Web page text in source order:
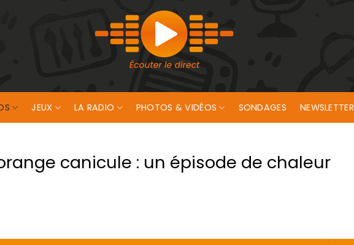
JEUX LA RADIO PHOTOS & VIDÉOS SONDAGES NEWSLETTER
canicule : un épisode de chaleur